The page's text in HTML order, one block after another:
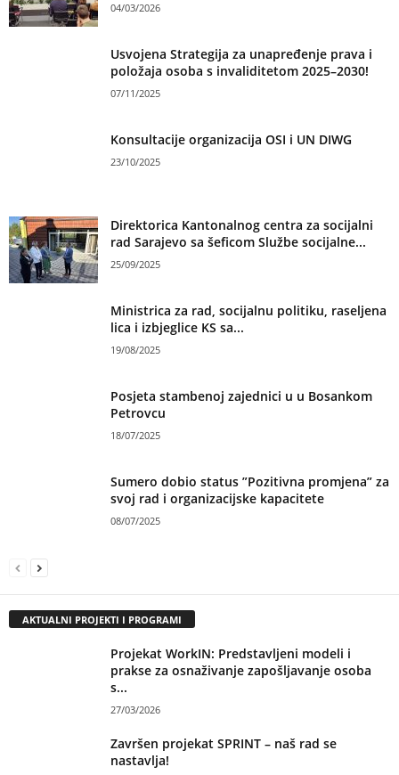
04/03/2026
Usvojena Strategija za unapređenje prava i
položaja osoba s invaliditetom 2025–2030!
07/11/2025
Konsultacije organizacija OSI i UN DIWG
23/10/2025
Direktorica Kantonalnog centra za socijalni
rad Sarajevo sa šeficom Službe socijalne...
25/09/2025
Ministrica za rad, socijalnu politiku, raseljena
lica i izbjeglice KS sa...
19/08/2025
Posjeta stambenoj zajednici u u Bosankom
Petrovcu
18/07/2025
Sumero dobio status ”Pozitivna promjena” za
svoj rad i organizacijske kapacitete
08/07/2025
AKTUALNI PROJEKTI I PROGRAMI
Projekat WorkIN: Predstavljeni modeli i
prakse za osnaživanje zapošljavanje osoba
s...
27/03/2026
Završen projekat SPRINT – naš rad se
nastavlja!